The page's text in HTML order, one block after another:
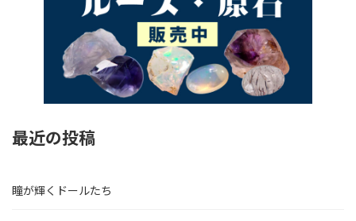
最近の投稿
瞳が輝くドールたち